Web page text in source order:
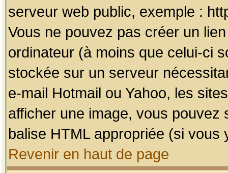
serveur web public, exemple :
Vous ne pouvez pas créer un
ordinateur (à moins que celui-ci
stockée sur un serveur
e-mail Hotmail ou Yahoo, les
afficher une image, vous pouvez
balise HTML appropriée (si vous
Revenir en haut de page